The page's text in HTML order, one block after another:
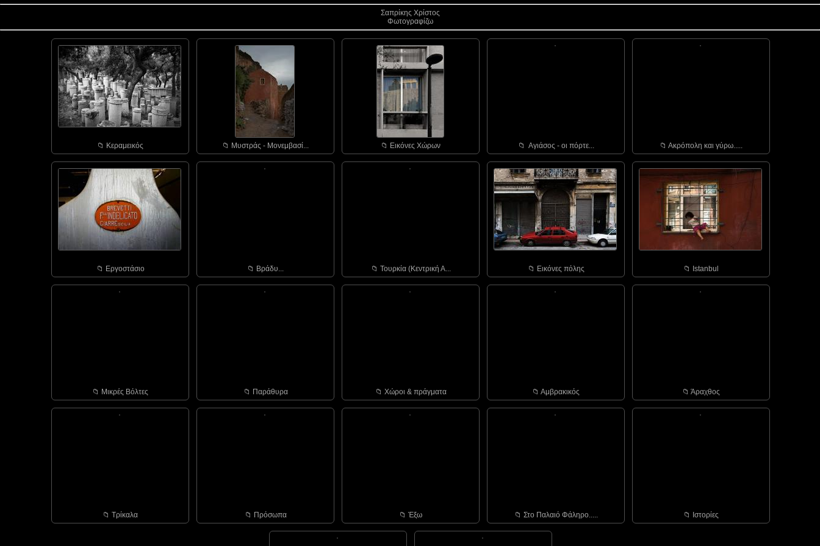
Σαπρίκης Χρίστος
Φωτογραφίζω
📁︎ Κεραμεικός 📁︎ Μυστράς - Μονεμβασί... 📁︎ Εικόνες Χώρων 📁︎ Αγιάσος - οι πόρτε... 📁︎ Ακρόπολη και γύρω.....
📁︎ Εργοστάσιο 📁︎ Bράδυ... 📁︎ Τουρκία (Κεντρική Α... 📁︎ Εικόνες πόλης 📁︎ Istanbul
📁︎ Μικρές Βόλτες 📁︎ Παράθυρα 📁︎ Χώροι & πράγματα 📁︎ Αμβρακικός 📁︎ Άραχθος
📁︎ Τρίκαλα 📁︎ Πρόσωπα 📁︎ Έξω 📁︎ Στο Παλαιό Φάληρο..... 📁︎ Ιστορίες